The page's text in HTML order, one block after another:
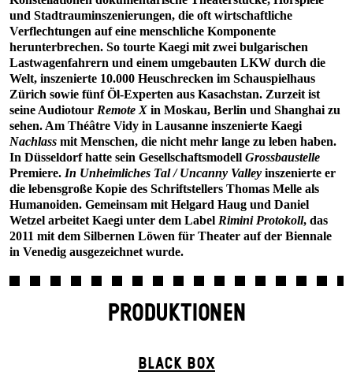
und Stadtrauminszenierungen, die oft wirtschaftliche
Verflechtungen auf eine menschliche Komponente
herunterbrechen. So tourte Kaegi mit zwei bulgarischen
Lastwagenfahrern und einem umgebauten LKW durch die
Welt, inszenierte 10.000 Heuschrecken im Schauspielhaus
Zürich sowie fünf Öl-Experten aus Kasachstan. Zurzeit ist
seine Audiotour Remote X in Moskau, Berlin und Shanghai zu
sehen. Am Théâtre Vidy in Lausanne inszenierte Kaegi
Nachlass mit Menschen, die nicht mehr lange zu leben haben.
In Düsseldorf hatte sein Gesellschaftsmodell Grossbaustelle
Premiere. In Unheimliches Tal / Uncanny Valley inszenierte er
die lebensgroße Kopie des Schriftstellers Thomas Melle als
Humanoiden. Gemeinsam mit Helgard Haug und Daniel
Wetzel arbeitet Kaegi unter dem Label Rimini Protokoll, das
2011 mit dem Silbernen Löwen für Theater auf der Biennale
in Venedig ausgezeichnet wurde.
PRODUKTIONEN
BLACK BOX